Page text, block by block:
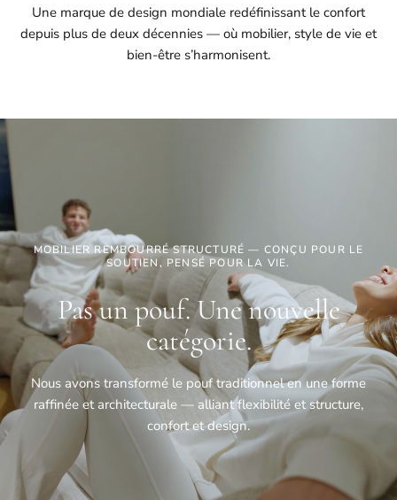
Une marque de design mondiale redéfinissant le confort
depuis plus de deux décennies — où mobilier, style de vie et
bien-être s’harmonisent.
MOBILIER REMBOURRÉ STRUCTURÉ — CONÇU POUR LE
SOUTIEN, PENSÉ POUR LA VIE.
Pas un pouf. Une nouvelle
catégorie.
Nous avons transformé le pouf traditionnel en une forme
raffinée et architecturale — alliant flexibilité et structure,
confort et design.